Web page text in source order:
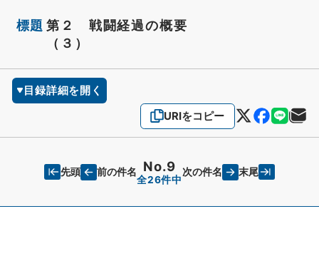
標題 第２ 戦闘経過の概要
（３）
目録詳細を開く
URIをコピー
先頭 前の件名 No.9
全26件中
次の件名 末尾